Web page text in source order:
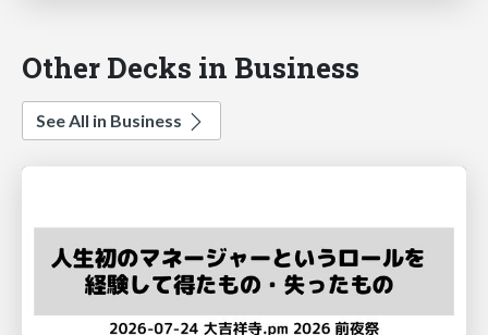
Other Decks in Business
See All in Business